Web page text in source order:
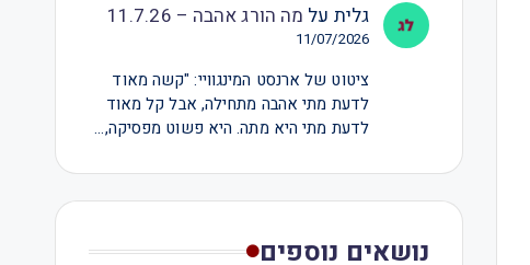
גלית על מה הורג אהבה – 11.7.26
11/07/2026
ציטוט של ארנסט המינגוויי: "קשה מאוד
לדעת מתי אהבה מתחילה, אבל קל מאוד
לדעת מתי היא מתה. היא פשוט מפסיקה,…
נושאים נוספים